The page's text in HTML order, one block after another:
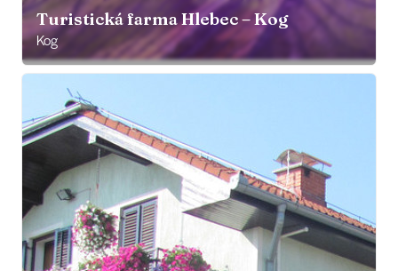
Turistická farma Hlebec – Kog
Kog